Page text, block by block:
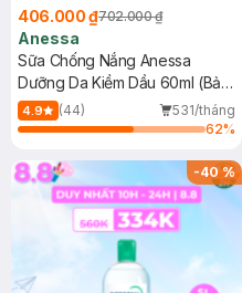
406.000 ₫702.000 ₫
Anessa
Sữa Chống Nắng Anessa
Dưỡng Da Kiềm Dầu 60ml (Bản
Mới)
4.9 (44)
531/tháng
62%
-40%